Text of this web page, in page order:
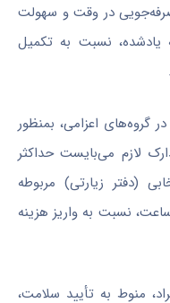
در وقت و سهولت
یادشده، نسبت به تکمیل
گروه‌های اعزامی، بمنظور
لازم می‌بایست حداکثر
انتخابی (دفتر زیارتی) مربوطه
و پس از آن نیز ظرف مدت ۴۸ ساعت، نسبت به واریز هزینه
منوط به تأیید سلامت،